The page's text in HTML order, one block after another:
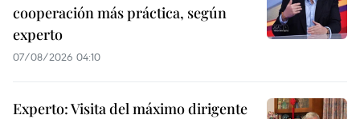
cooperación más práctica, según
experto
07/08/2026 04:10
Experto: Visita del máximo dirigente